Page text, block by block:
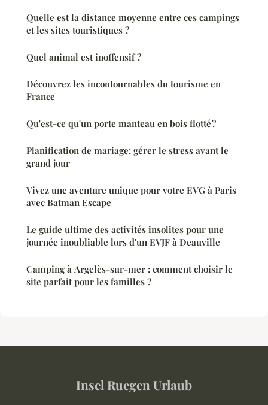
Quelle est la distance moyenne entre ces campings
et les sites touristiques ?
Quel animal est inoffensif ?
Découvrez les incontournables du tourisme en
France
Qu'est-ce qu'un porte manteau en bois flotté ?
Planification de mariage: gérer le stress avant le
grand jour
Vivez une aventure unique pour votre EVG à Paris
avec Batman Escape
Le guide ultime des activités insolites pour une
journée inoubliable lors d'un EVJF à Deauville
Camping à Argelès-sur-mer : comment choisir le
site parfait pour les familles ?
Insel Ruegen Urlaub